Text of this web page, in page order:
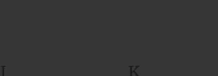
J K